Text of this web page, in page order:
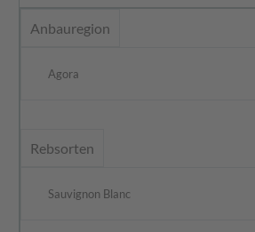
Anbauregion
Agora
Rebsorten
Sauvignon Blanc